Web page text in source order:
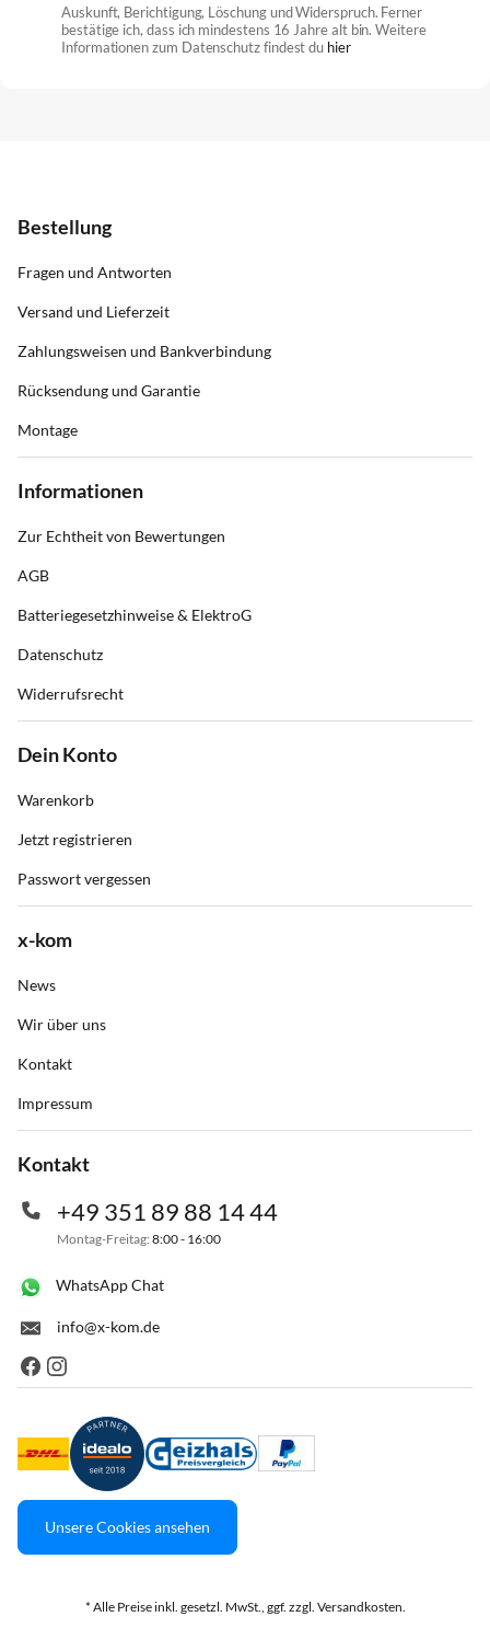
Auskunft, Berichtigung, Löschung und Widerspruch. Ferner
bestätige ich, dass ich mindestens 16 Jahre alt bin. Weitere
Informationen zum Datenschutz findest du hier
Bestellung
Fragen und Antworten
Versand und Lieferzeit
Zahlungsweisen und Bankverbindung
Rücksendung und Garantie
Montage
Informationen
Zur Echtheit von Bewertungen
AGB
Batteriegesetzhinweise & ElektroG
Datenschutz
Widerrufsrecht
Dein Konto
Warenkorb
Jetzt registrieren
Passwort vergessen
x-kom
News
Wir über uns
Kontakt
Impressum
Kontakt
+49 351 89 88 14 44
Montag-Freitag: 8:00 - 16:00
WhatsApp Chat
info@x-kom.de
Unsere Cookies ansehen
* Alle Preise inkl. gesetzl. MwSt., ggf. zzgl. Versandkosten.